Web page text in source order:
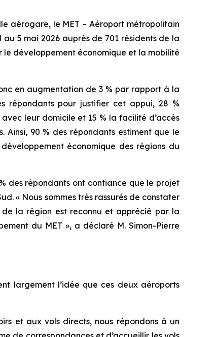
aérogare, le MET – Aéroport métropolitain
5 mai 2026 auprès de 701 résidents de la
développement économique et la mobilité
en augmentation de 3 % par rapport à la
répondants pour justifier cet appui, 28 %
leur domicile et 15 % la facilité d’accès
90 % des répondants estiment que le
économique des régions du
des répondants ont confiance que le projet
« Nous sommes très rassurés de constater
la région est reconnu et apprécié par la
du MET », a déclaré M. Simon-Pierre
largement l’idée que ces deux aéroports
et aux vols directs, nous répondons à un